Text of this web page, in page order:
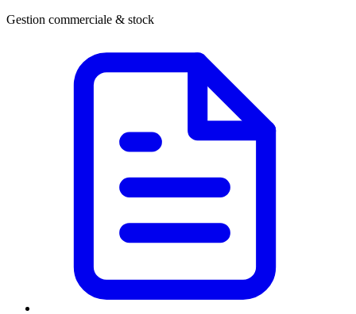
Gestion commerciale & stock